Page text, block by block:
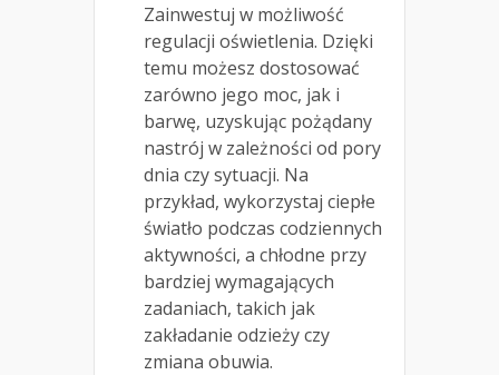
Zainwestuj w możliwość
regulacji oświetlenia. Dzięki
temu możesz dostosować
zarówno jego moc, jak i
barwę, uzyskując pożądany
nastrój w zależności od pory
dnia czy sytuacji. Na
przykład, wykorzystaj ciepłe
światło podczas codziennych
aktywności, a chłodne przy
bardziej wymagających
zadaniach, takich jak
zakładanie odzieży czy
zmiana obuwia.